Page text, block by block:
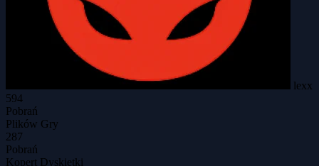
lexx
594
Pobrań
Plików Gry
287
Pobrań
Kopert Dyskietki